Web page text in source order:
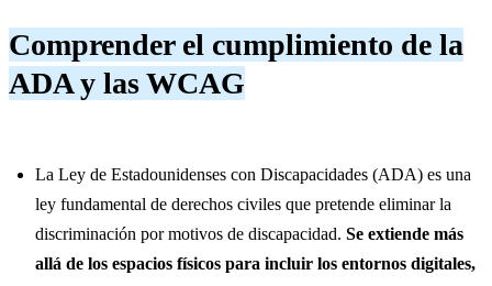
Comprender el cumplimiento de la
ADA y las WCAG
La Ley de Estadounidenses con Discapacidades (ADA) es una
ley fundamental de derechos civiles que pretende eliminar la
discriminación por motivos de discapacidad. Se extiende más
allá de los espacios físicos para incluir los entornos digitales,